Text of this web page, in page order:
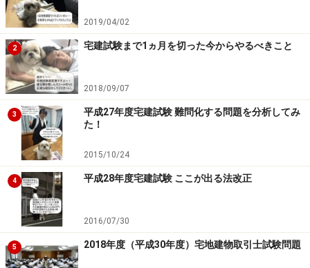
２ 総戸数
・新設住宅着工戸数…909,299戸。
・前年比では1.9％増となり、昨年の減少から再びの増
加。
・新設住宅着工床面積…75,059千平方メートル、前年比
0.8％減、2年連続の減少。
３ 利用関係別戸数
持家…283,366戸（前年比0.7％減、2年連続の減少）
貸家…378,718戸（前年比4.6％増、4年連続の増加）
分譲住宅…241,201戸（前年比1.6％増、昨年の減少から再
びの増加）
2019/04/02
2 宅建試験まで1ヵ月を切った今からやるべきこと
2018/09/07
3
平成27年度宅建試験 難問化する問題を分析してみ
た！
2015/10/24
4 平成28年度宅建試験 ここが出る法改正
2016/07/30
5 2018年度（平成30年度）宅地建物取引士試験問題